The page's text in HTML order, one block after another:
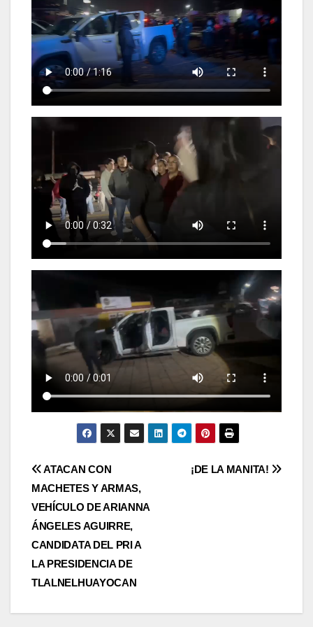
Navegación
de
entradas
¡DE LA MANITA!
ATACAN CON
MACHETES Y ARMAS,
VEHÍCULO DE ARIANNA
ÁNGELES AGUIRRE,
CANDIDATA DEL PRI A
LA PRESIDENCIA DE
TLALNELHUAYOCAN